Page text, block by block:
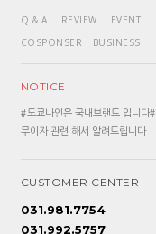
Q & A REVIEW
EVENT
COSPONSER
BUSINESS
NOTICE
#도쿄나인은 국내브랜드 입니다#
무이자 관련 해서 알려드립니다
CUSTOMER CENTER
031.981.7754
031.992.5757